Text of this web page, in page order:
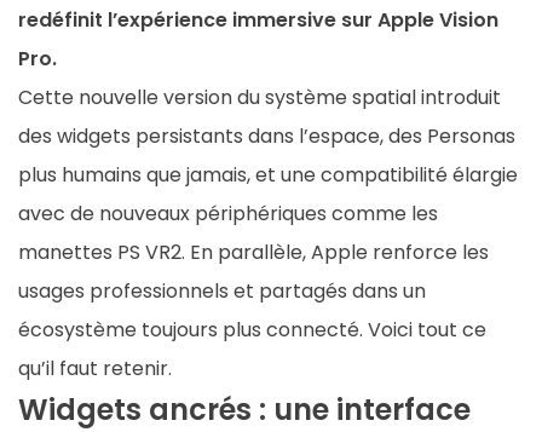
redéfinit l’expérience immersive sur Apple Vision
Pro.
Cette nouvelle version du système spatial introduit
des widgets persistants dans l’espace, des Personas
plus humains que jamais, et une compatibilité élargie
avec de nouveaux périphériques comme les
manettes PS VR2. En parallèle, Apple renforce les
usages professionnels et partagés dans un
écosystème toujours plus connecté. Voici tout ce
qu’il faut retenir.
Widgets ancrés : une interface